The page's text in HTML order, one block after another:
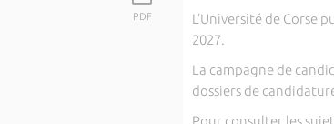
PDF
L’Université de Corse
2027.
La campagne de
dossiers de
Pour consulter les